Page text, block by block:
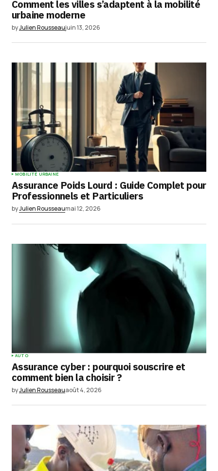
Submit Comment
Comment les villes s’adaptent à la mobilité
urbaine moderne
byJulien Rousseaujuin 13, 2026
MOBILITÉ URBAINE
Assurance Poids Lourd : Guide Complet pour
Professionnels et Particuliers
byJulien Rousseaumai 12, 2026
AUTO
Assurance cyber : pourquoi souscrire et
comment bien la choisir ?
byJulien Rousseauaoût 4, 2026